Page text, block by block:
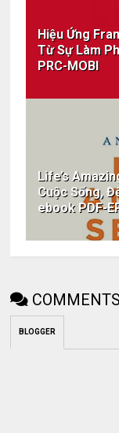
Hiệu Ứng
Từ Sự Làm
PRC-MOBI
Life’s
Cuộc Sống,
ebook PDF-
COMMENTS
BLOGGER